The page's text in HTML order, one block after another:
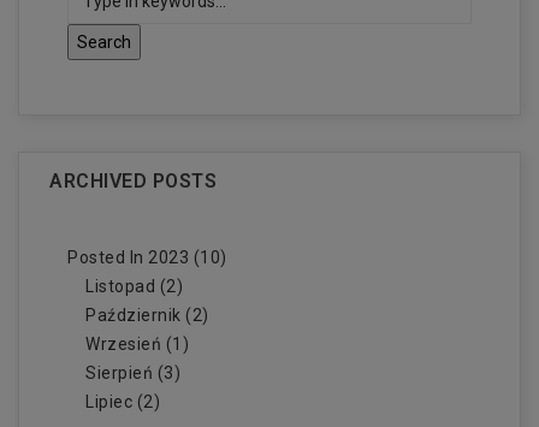
ARCHIVED POSTS
Posted In 2023 (10)
Listopad (2)
Październik (2)
Wrzesień (1)
Sierpień (3)
Lipiec (2)